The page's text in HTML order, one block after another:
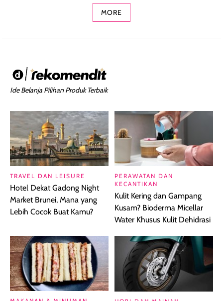
MORE
Ide Belanja Pilihan Produk Terbaik
TRAVEL DAN LEISURE
Hotel Dekat Gadong Night
Market Brunei, Mana yang
Lebih Cocok Buat Kamu?
PERAWATAN DAN
KECANTIKAN
Kulit Kering dan Gampang
Kusam? Bioderma Micellar
Water Khusus Kulit Dehidrasi